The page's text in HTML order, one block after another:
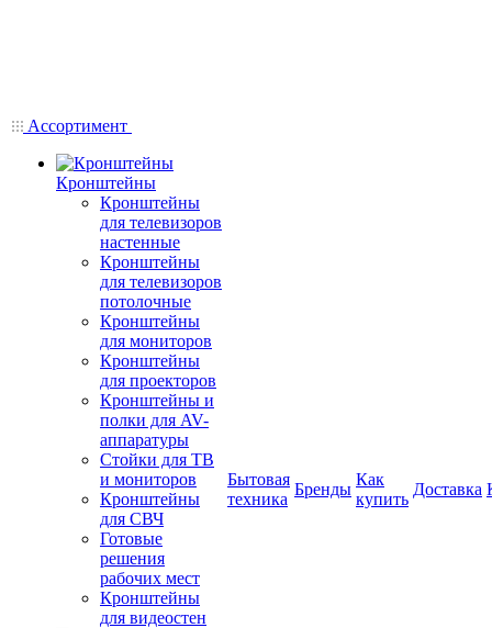
Ассортимент
Кронштейны
Кронштейны
для телевизоров
настенные
Кронштейны
для телевизоров
потолочные
Кронштейны
для мониторов
Кронштейны
для проекторов
Кронштейны и
полки для AV-
аппаратуры
Стойки для ТВ
и мониторов
Кронштейны
для СВЧ
Готовые
решения
рабочих мест
Кронштейны
для видеостен
Бытовая
техника
Бренды
Как
купить
Доставка